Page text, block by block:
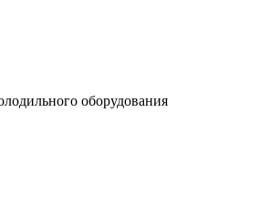
оборудования